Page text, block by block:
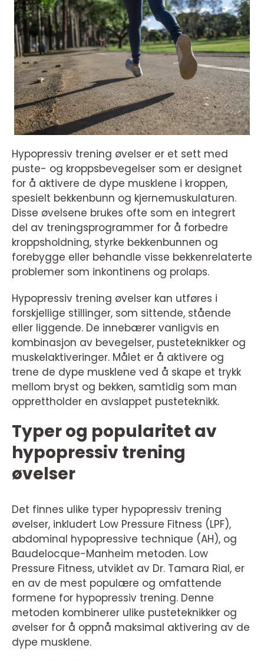
Hypopressiv trening øvelser er et sett med
puste- og kroppsbevegelser som er designet
for å aktivere de dype musklene i kroppen,
spesielt bekkenbunn og kjernemuskulaturen.
Disse øvelsene brukes ofte som en integrert
del av treningsprogrammer for å forbedre
kroppsholdning, styrke bekkenbunnen og
forebygge eller behandle visse bekkenrelaterte
problemer som inkontinens og prolaps.
Hypopressiv trening øvelser kan utføres i
forskjellige stillinger, som sittende, stående
eller liggende. De innebærer vanligvis en
kombinasjon av bevegelser, pusteteknikker og
muskelaktiveringer. Målet er å aktivere og
trene de dype musklene ved å skape et trykk
mellom bryst og bekken, samtidig som man
opprettholder en avslappet pusteteknikk.
Typer og popularitet av
hypopressiv trening
øvelser
Det finnes ulike typer hypopressiv trening
øvelser, inkludert Low Pressure Fitness (LPF),
abdominal hypopressive technique (AH), og
Baudelocque-Manheim metoden. Low
Pressure Fitness, utviklet av Dr. Tamara Rial, er
en av de mest populære og omfattende
formene for hypopressiv trening. Denne
metoden kombinerer ulike pusteteknikker og
øvelser for å oppnå maksimal aktivering av de
dype musklene.